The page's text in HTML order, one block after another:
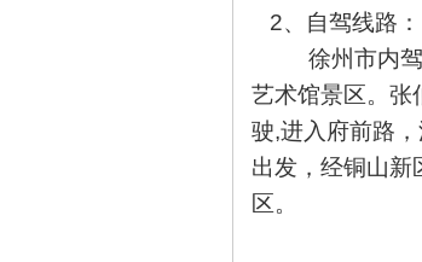
2、自驾线路：
徐州市内
艺术馆景区。张
驶,进入府前路
出发，经铜山新
区 。